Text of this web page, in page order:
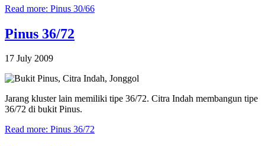
Read more: Pinus 30/66
Pinus 36/72
17 July 2009
Jarang kluster lain memiliki tipe 36/72. Citra Indah membangun tipe
36/72 di bukit Pinus.
Read more: Pinus 36/72